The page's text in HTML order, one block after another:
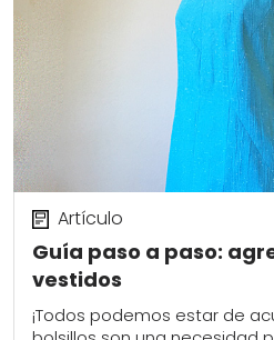
Guía paso a paso:
vestidos
Artículo
¡Todos podemos estar de